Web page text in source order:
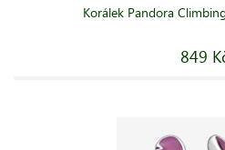
Korálek Pandora
849